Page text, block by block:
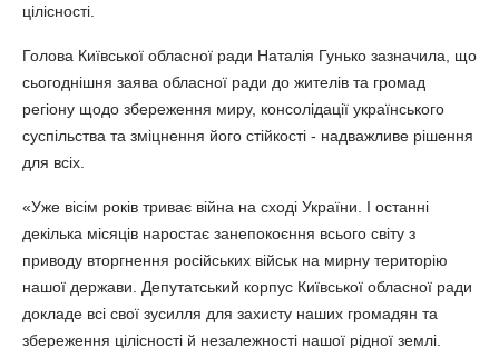
цілісності.
Голова Київської обласної ради Наталія Гунько зазначила, що
сьогоднішня заява обласної ради до жителів та громад
регіону щодо збереження миру, консолідації українського
суспільства та зміцнення його стійкості - надважливе рішення
для всіх.
«Уже вісім років триває війна на сході України. І останні
декілька місяців наростає занепокоєння всього світу з
приводу вторгнення російських військ на мирну територію
нашої держави. Депутатський корпус Київської обласної ради
докладе всі свої зусилля для захисту наших громадян та
збереження цілісності й незалежності нашої рідної землі.